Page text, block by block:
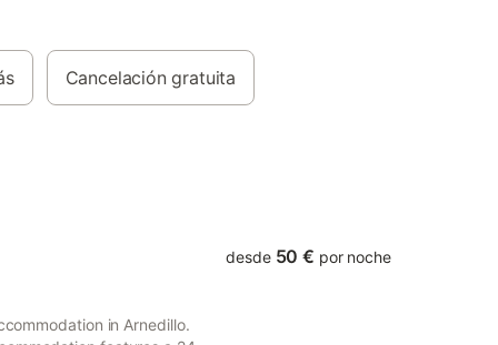
Cancelación gratuita
in Arnedillo.
desde 50 € por noche